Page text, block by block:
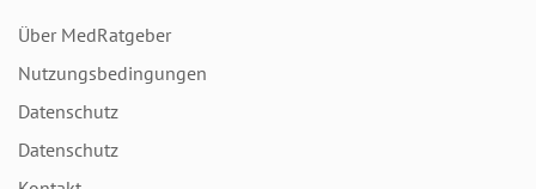
Über MedRatgeber
Nutzungsbedingungen
Datenschutz
Datenschutz